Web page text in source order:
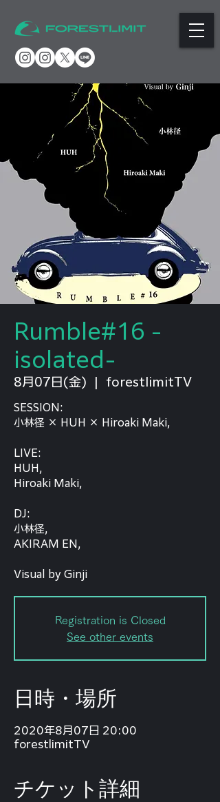
Rumble#16 -
isolated-
8月07日(金) forestlimitTV
SESSION:
小林径 × HUH × Hiroaki Maki,
LIVE:
HUH,
Hiroaki Maki,
DJ:
小林径,
AKIRAM EN,
Visual by Ginji
Registration is Closed
See other events
日時・場所
2020年8月07日 20:00
forestlimitTV
チケット詳細